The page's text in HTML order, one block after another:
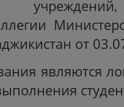
от
являются